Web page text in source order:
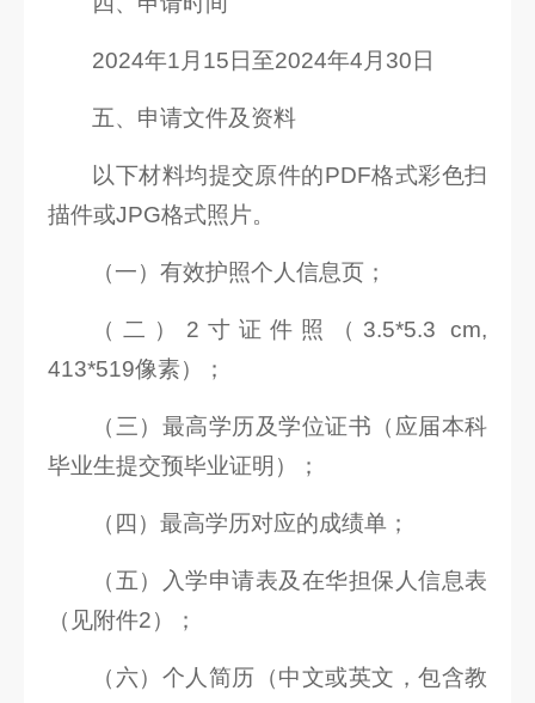
2024年1月15日至2024年4月30日
五、申请文件及资料
以下材料均提交原件的PDF格式彩色扫
描件或JPG格式照片。
（一）有效护照个人信息页；
（二）2寸证件照（3.5*5.3 cm,
413*519像素）；
（三）最高学历及学位证书（应届本科
毕业生提交预毕业证明）；
（四）最高学历对应的成绩单；
（五）入学申请表及在华担保人信息表
（见附件2）；
（六）个人简历（中文或英文，包含教